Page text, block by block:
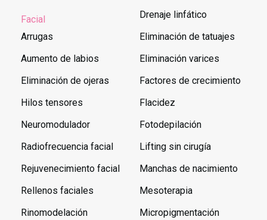
Facial
Arrugas
Aumento de labios
Eliminación de ojeras
Hilos tensores
Neuromodulador
Radiofrecuencia facial
Rejuvenecimiento facial
Rellenos faciales
Rinomodelación
Drenaje linfático
Eliminación de tatuajes
Eliminación varices
Factores de crecimiento
Flacidez
Fotodepilación
Lifting sin cirugía
Manchas de nacimiento
Mesoterapia
Micropigmentación